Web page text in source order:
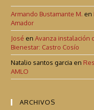
Armando Bustamante M. en
Amador
José enAvanza instalación
Bienestar: Castro Cosío
Natalio santos garcia en
AMLO
ARCHIVOS